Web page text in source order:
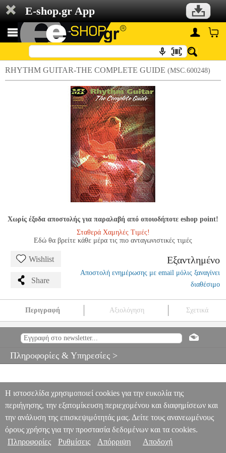
E-shop.gr App
RHYTHM GUITAR-THE COMPLETE GUIDE (MSC.600248)
Χωρίς έξοδα αποστολής για παραλαβή από οποιοδήποτε eshop point!
Σταθερά Χαμηλές Τιμές!
Εδώ θα βρείτε κάθε μέρα τις πιο ανταγωνιστικές τιμές
Wishlist
Share
Εξαντλημένο
Αποστολή ενημέρωσης με email μόλις ξαναγίνει
διαθέσιμο
Περιγραφή Αξιολόγηση Σχετικά
MSC.600248 HAL LEONARD
ΜΟΥΣΙΚΑ
GUIDE
Πληροφορίες & Υπηρεσίες >
Η ιστοσελίδα χρησιμοποιεί cookies για την ευκολία της
περιήγησης, την εξατομίκευση περιεχομένου και διαφημίσεων και
την ανάλυση της επισκεψιμότητάς μας. Δείτε τους ανανεωμένους
όρους χρήσης για την προστασία δεδομένων και τα cookies.
Πληροφορίες
Ρυθμίσεις Απόρριψη Αποδοχή